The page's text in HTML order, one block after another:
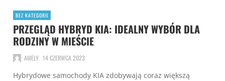
BEZ KATEGORII
PRZEGLĄD HYBRYD KIA: IDEALNY WYBÓR DLA
RODZINY W MIEŚCIE
AMELY 14 CZERWCA 2023
Hybrydowe samochody KIA zdobywają coraz większą